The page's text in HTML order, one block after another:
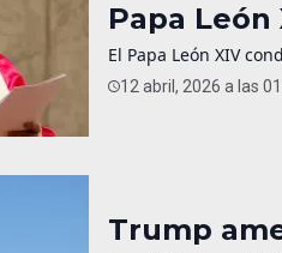
Papa
El Papa León XIV
12 abril, 2026 a las
Trump